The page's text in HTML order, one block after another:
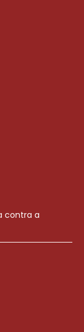
contra a